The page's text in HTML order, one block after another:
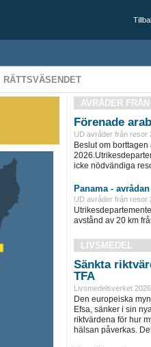
RÄTTSVÄSENDET
AVRÅDER
Förenade
UD avråder från resor
Beslut om
icke nödvändiga
Panama - avrådan
UD avråder från resor
avstånd av 20 km
LIVSMEDEL
Sänkta
TFA
Livsmedelsverket
Den europeiska
Efsa, sänker i sin
riktvärdena för hur
hälsan påverkas.